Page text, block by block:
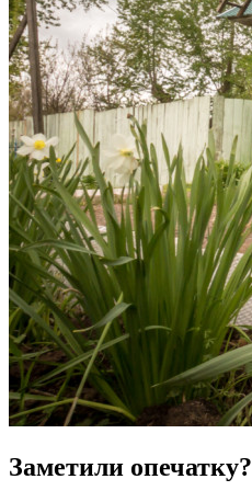
Заметили опечатку?